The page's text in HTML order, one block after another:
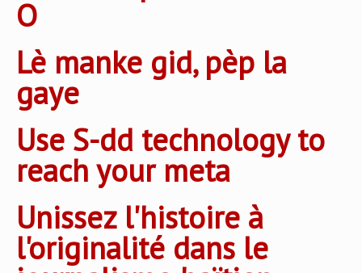
O
Lè manke gid, pèp la
gaye
Use S-dd technology to
reach your meta
Unissez l'histoire à
l'originalité dans le